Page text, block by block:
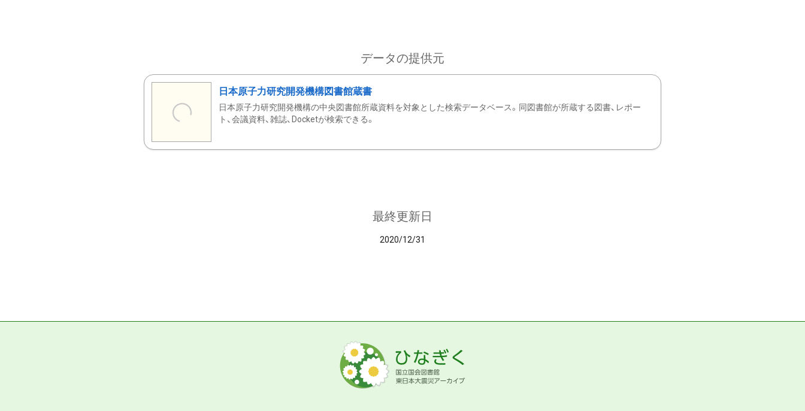
データの提供元
日本原子力研究開発機構図書館蔵書
日本原子力研究開発機構の中央図書館所蔵資料を対象とした検索データベース。同図書館が所蔵する図書、レポー
ト、会議資料、雑誌、Docketが検索できる。
最終更新日
2020/12/31